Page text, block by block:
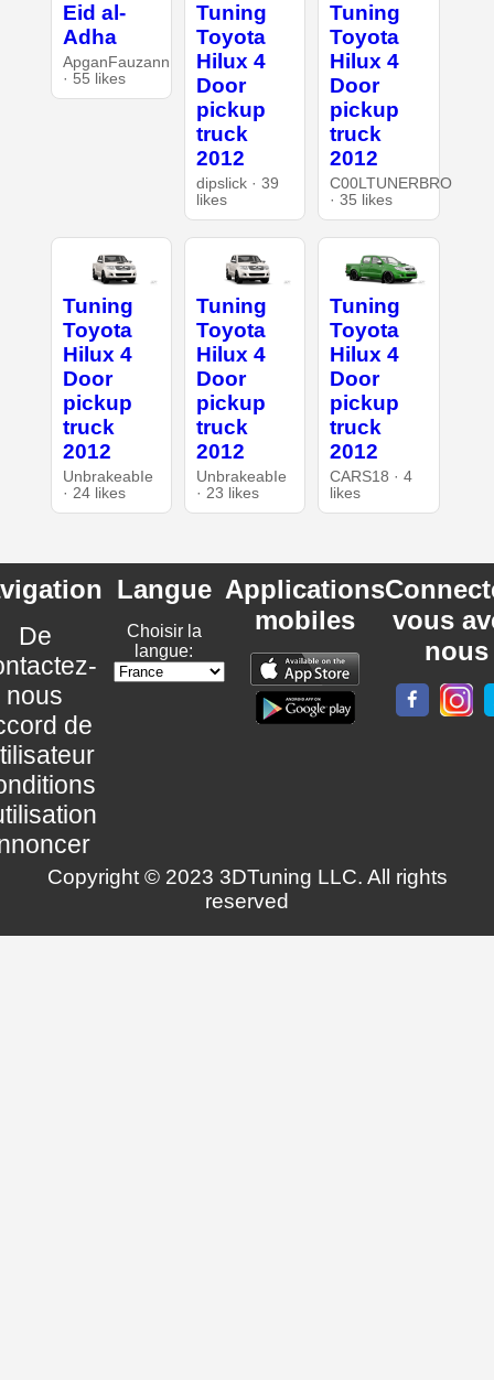
Eid al-
Adha
ApganFauzann
· 55 likes
Tuning
Toyota
Hilux 4
Door
pickup
truck
2012
dipslick · 39
likes
Tuning
Toyota
Hilux 4
Door
pickup
truck
2012
C00LTUNERBRO
· 35 likes
Tuning
Toyota
Hilux 4
Door
pickup
truck
2012
UnbrakeabIe
· 24 likes
Tuning
Toyota
Hilux 4
Door
pickup
truck
2012
UnbrakeabIe
· 23 likes
Tuning
Toyota
Hilux 4
Door
pickup
truck
2012
CARS18 · 4
likes
De
nous
de
Langue
Choisir la
langue:
Applications
mobiles
vous
nous
Copyright © 2023 3DTuning LLC. All rights
reserved